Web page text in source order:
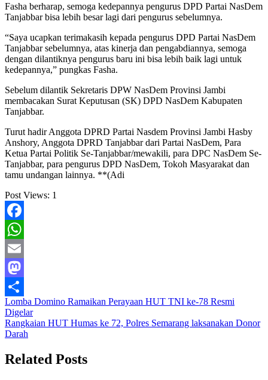
Fasha berharap, semoga kedepannya pengurus DPD Partai NasDem
Tanjabbar bisa lebih besar lagi dari pengurus sebelumnya.
“Saya ucapkan terimakasih kepada pengurus DPD Partai NasDem
Tanjabbar sebelumnya, atas kinerja dan pengabdiannya, semoga
dengan dilantiknya pengurus baru ini bisa lebih baik lagi untuk
kedepannya,” pungkas Fasha.
Sebelum dilantik Sekretaris DPW NasDem Provinsi Jambi
membacakan Surat Keputusan (SK) DPD NasDem Kabupaten
Tanjabbar.
Turut hadir Anggota DPRD Partai Nasdem Provinsi Jambi Hasby
Anshory, Anggota DPRD Tanjabbar dari Partai NasDem, Para
Ketua Partai Politik Se-Tanjabbar/mewakili, para DPC NasDem Se-
Tanjabbar, para pengurus DPD NasDem, Tokoh Masyarakat dan
tamu undangan lainnya. **(Adi
Post Views: 1
Facebook
WhatsApp
Email
Mastodon
Share
Navigasi
pos
Lomba Domino Ramaikan Perayaan HUT TNI ke-78 Resmi
Digelar
Rangkaian HUT Humas ke 72, Polres Semarang laksanakan Donor
Darah
Related Posts